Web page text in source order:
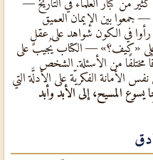
من كبار العلماء في التاريخ —
جمعوا بين الإيمان العميق
رأوا في الكون شواهد على عقلٍ
على «كيف؟» — الكتاب يُجيب على
مختلفًا من الأسئلة. الشخص
الأمانة الفكريّة على الأدلَّة التي
يسوع المسيح، إلى الأبد وأبد